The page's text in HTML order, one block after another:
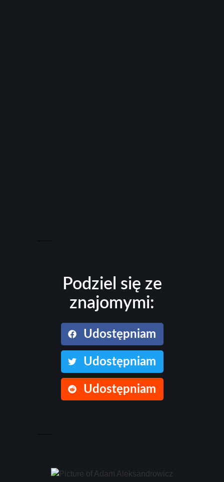
Podziel się ze
znajomymi:
Udostępniam
Udostępniam
Udostępniam